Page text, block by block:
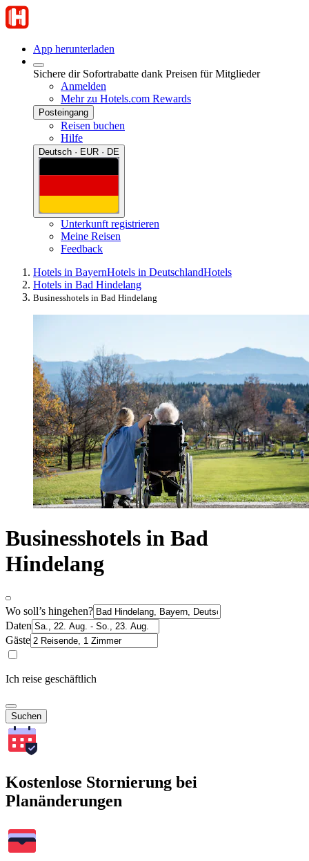
App herunterladen
Sichere dir Sofortrabatte dank Preisen für Mitglieder
Anmelden
Mehr zu Hotels.com Rewards
Posteingang
Reisen buchen
Hilfe
Deutsch · EUR · DE
Unterkunft registrieren
Meine Reisen
Feedback
Hotels in BayernHotels in DeutschlandHotels
Hotels in Bad Hindelang
Businesshotels in Bad Hindelang
Businesshotels in Bad
Hindelang
Wo soll’s hingehen?
Daten
Gäste
Ich reise geschäftlich
Suchen
Kostenlose Stornierung bei
Planänderungen